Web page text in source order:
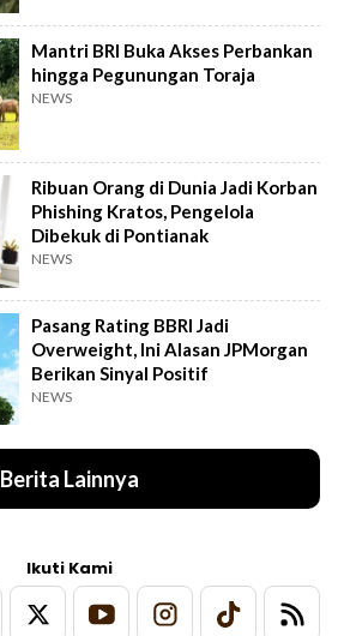
Mantri BRI Buka Akses Perbankan
hingga Pegunungan Toraja
NEWS
Ribuan Orang di Dunia Jadi Korban
Phishing Kratos, Pengelola
Dibekuk di Pontianak
NEWS
Pasang Rating BBRI Jadi
Overweight, Ini Alasan JPMorgan
Berikan Sinyal Positif
NEWS
Berita Lainnya
Ikuti Kami